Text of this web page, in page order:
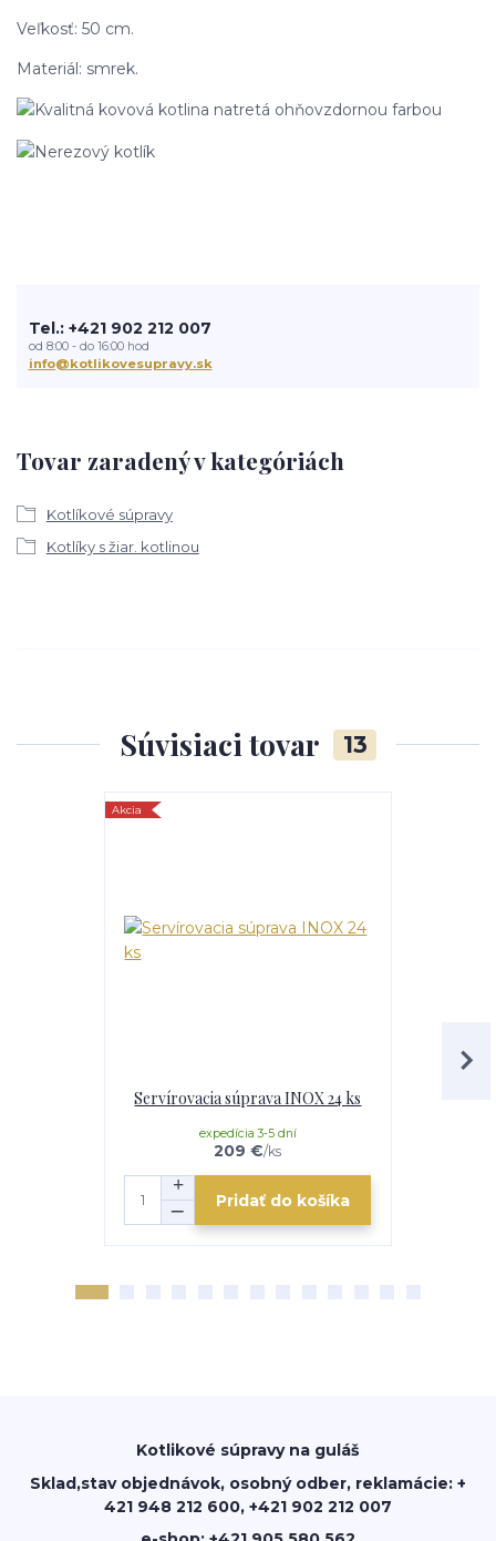
Veľkosť: 50 cm.
Materiál: smrek.
Tovar zaradený v kategóriách
Kotlíkové súpravy
Kotlíky s žiar. kotlinou
Tel.: +421 902 212 007
od 8:00 - do 16:00 hod
info@kotlikovesupravy.sk
Súvisiaci tovar 13
Akcia
Servírovacia súprava INOX 24 ks
209 €/ks
expedícia 3-5 dní
Pridať do košíka
Kotlikové súpravy na guláš
Sklad,stav objednávok, osobný odber, reklamácie: +
421 948 212 600, +421 902 212 007